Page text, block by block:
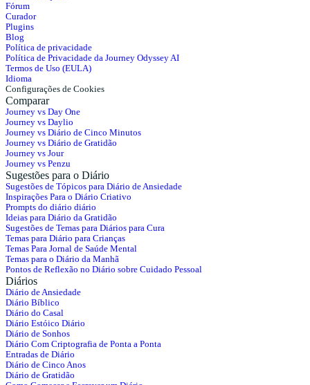
Fórum
Curador
Plugins
Blog
Política de privacidade
Política de Privacidade da Journey Odyssey AI
Termos de Uso (EULA)
Idioma
Configurações de Cookies
Comparar
Journey vs Day One
Journey vs Daylio
Journey vs Diário de Cinco Minutos
Journey vs Diário de Gratidão
Journey vs Jour
Journey vs Penzu
Sugestões para o Diário
Sugestões de Tópicos para Diário de Ansiedade
Inspirações Para o Diário Criativo
Prompts do diário diário
Ideias para Diário da Gratidão
Sugestões de Temas para Diários para Cura
Temas para Diário para Crianças
Temas Para Jornal de Saúde Mental
Temas para o Diário da Manhã
Pontos de Reflexão no Diário sobre Cuidado Pessoal
Diários
Diário de Ansiedade
Diário Bíblico
Diário do Casal
Diário Estóico Diário
Diário de Sonhos
Diário Com Criptografia de Ponta a Ponta
Entradas de Diário
Diário de Cinco Anos
Diário de Gratidão